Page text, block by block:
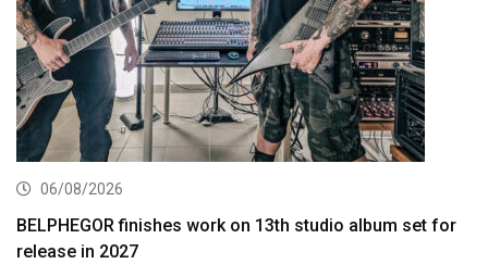
06/08/2026
BELPHEGOR finishes work on 13th studio album set for
release in 2027